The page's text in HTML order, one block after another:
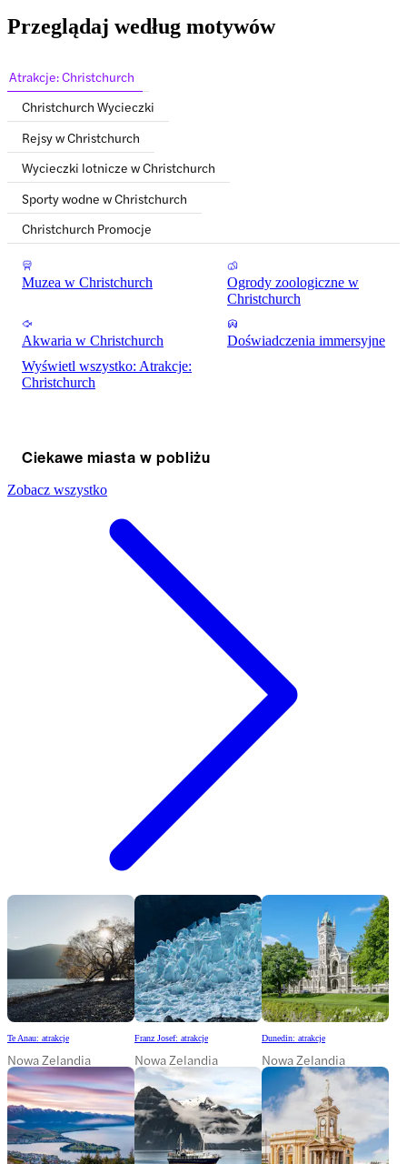
Przeglądaj według motywów
Atrakcje: Christchurch
Christchurch Wycieczki
Rejsy w Christchurch
Wycieczki lotnicze w Christchurch
Sporty wodne w Christchurch
Christchurch Promocje
Muzea w Christchurch
Ogrody zoologiczne w
Christchurch
Akwaria w Christchurch
Doświadczenia immersyjne
Wyświetl wszystko: Atrakcje:
Christchurch
Ciekawe miasta w pobliżu
Zobacz wszystko
Te Anau: atrakcje
Nowa Zelandia
Franz Josef: atrakcje
Nowa Zelandia
Dunedin: atrakcje
Nowa Zelandia